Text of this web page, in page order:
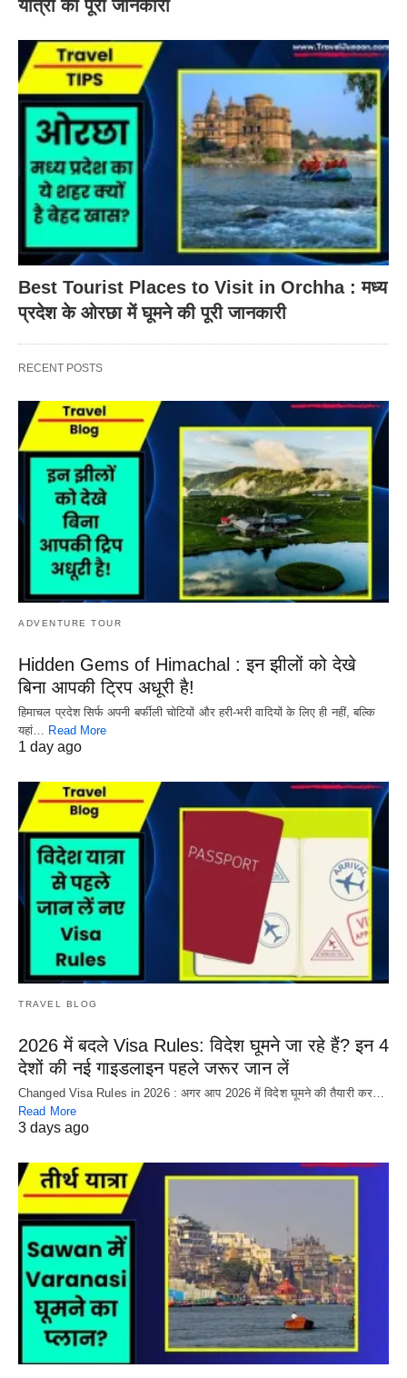
यात्रा की पूरी जानकारी
Best Tourist Places to Visit in Orchha : मध्य
प्रदेश के ओरछा में घूमने की पूरी जानकारी
RECENT POSTS
ADVENTURE TOUR
Hidden Gems of Himachal : इन झीलों को देखे
बिना आपकी ट्रिप अधूरी है!
हिमाचल प्रदेश सिर्फ अपनी बर्फीली चोटियों और हरी-भरी वादियों के लिए ही नहीं, बल्कि
यहां… Read More
1 day ago
TRAVEL BLOG
2026 में बदले Visa Rules: विदेश घूमने जा रहे हैं? इन 4
देशों की नई गाइडलाइन पहले जरूर जान लें
Changed Visa Rules in 2026 : अगर आप 2026 में विदेश घूमने की तैयारी कर…
Read More
3 days ago